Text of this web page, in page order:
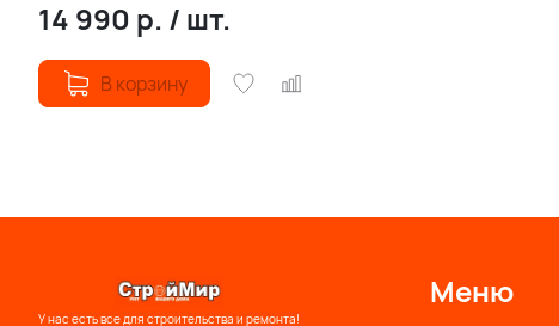
14 990 р. / шт.
В корзину
У нас есть все для строительства и ремонта!
Меню